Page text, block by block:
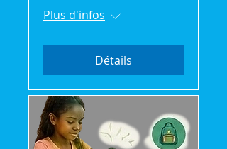
Plus d'infos
Détails